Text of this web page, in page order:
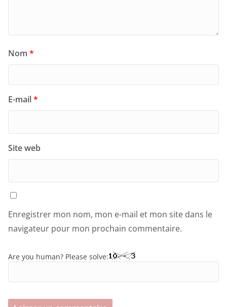
Nom *
E-mail*
Site web
Enregistrer mon nom, mon e-mail et mon site dans le
navigateur pour mon prochain commentaire.
Are you human? Please solve: